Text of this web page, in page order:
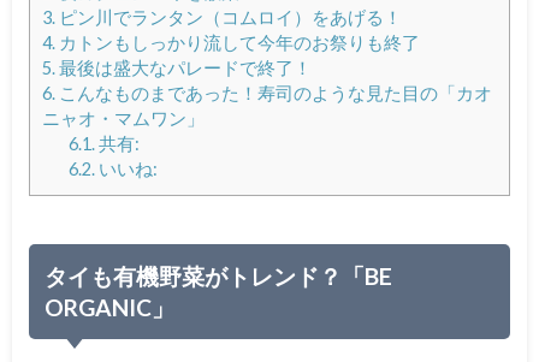
3.ピン川でランタン（コムロイ）をあげる！
4.カトンもしっかり流して今年のお祭りも終了
5.最後は盛大なパレードで終了！
6.こんなものまであった！寿司のような見た目の「カオ
ニャオ・マムワン」
6.1.共有:
6.2.いいね:
タイも有機野菜がトレンド？「BE
ORGANIC」